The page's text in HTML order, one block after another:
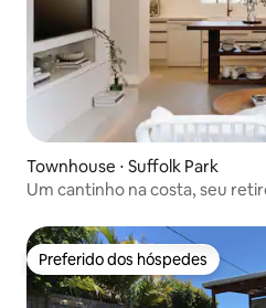
Townhouse ⋅ Suffolk Park
Um cantinho na costa, seu
Preferido dos hóspedes
Preferido dos hóspedes